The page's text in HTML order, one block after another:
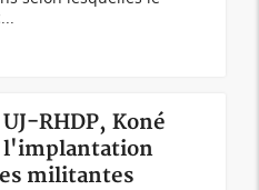
RHDP, Koné
l'implantation
militantes